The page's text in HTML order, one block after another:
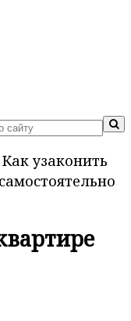
Как узаконить